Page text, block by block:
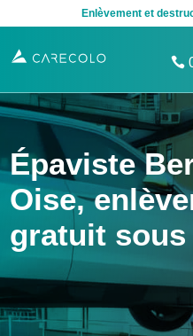
Enlèvement et
Épaviste
Oise,
gratuit sous